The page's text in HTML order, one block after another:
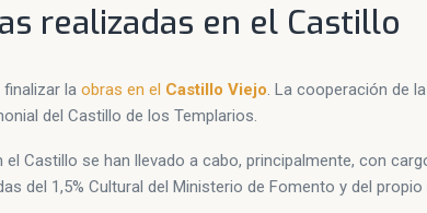
realizadas en el Castillo
la obras en el Castillo Viejo. La cooperación de
del Castillo de los Templarios.
Castillo se han llevado a cabo, principalmente, con
del 1,5% Cultural del Ministerio de Fomento y del